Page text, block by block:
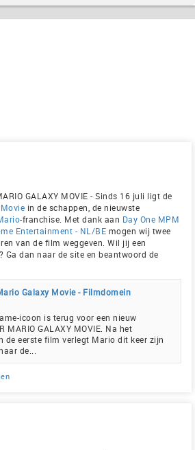
GALAXY MOVIE - Sinds 16 juli ligt de
in de schappen, de nieuwste
-franchise. Met dank aan Day One MPM
Entertainment - NL/BE mogen wij twee
van de film weggeven. Wil jij een
Ga dan naar de site en beantwoord de
Galaxy Movie - Filmdomein
icoon is terug voor een nieuw
MARIO GALAXY MOVIE. Na het
de eerste film verlegt Mario dit keer zijn
de...